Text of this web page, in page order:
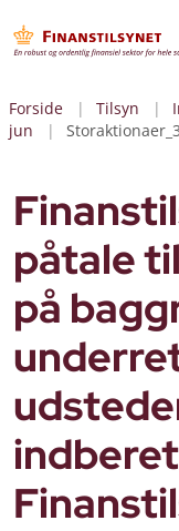
Forside Tilsyn
jun
påtale
på